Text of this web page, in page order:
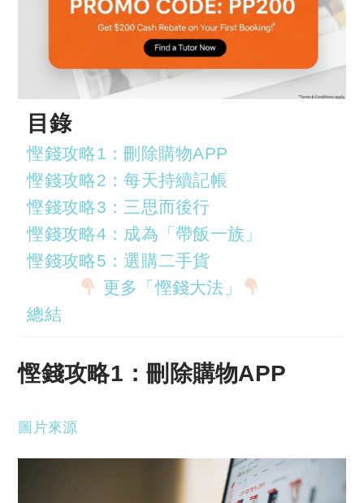
目錄
慳錢攻略1：刪除購物APP
慳錢攻略2：每天持續記帳
慳錢攻略3：三思而後行
慳錢攻略4：成為「帶飯一族」
慳錢攻略5：選購二手貨
更多「慳錢大法」
總結
慳錢攻略1：刪除購物APP
圖片來源